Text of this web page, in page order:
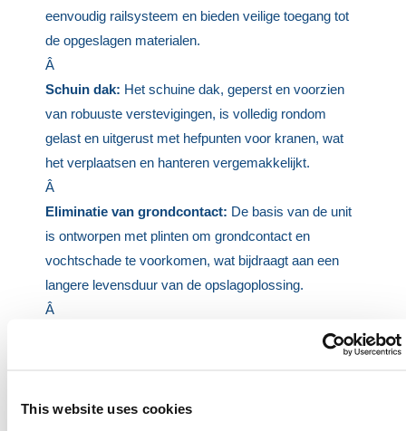
This website uses cookies
eenvoudig railsysteem en bieden veilige toegang tot
de opgeslagen materialen.
Â
Schuin dak: Het schuine dak, geperst en voorzien
van robuuste verstevigingen, is volledig rondom
gelast en uitgerust met hefpunten voor kranen, wat
het verplaatsen en hanteren vergemakkelijkt.
Â
Eliminatie van grondcontact: De basis van de unit
is ontworpen met plinten om grondcontact en
vochtschade te voorkomen, wat bijdraagt aan een
langere levensduur van de opslagoplossing.
Â
structurele garantie van 20 jaar op onze opslagkast,
betrouwbaarheid weerspiegelt.